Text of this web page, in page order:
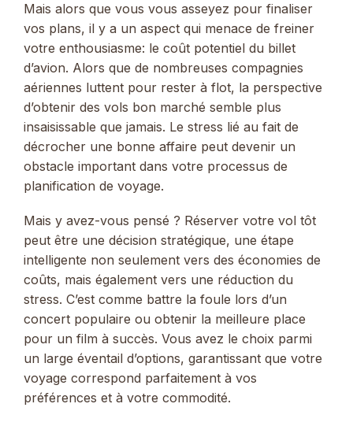
Mais alors que vous vous asseyez pour finaliser
vos plans, il y a un aspect qui menace de freiner
votre enthousiasme: le coût potentiel du billet
d’avion. Alors que de nombreuses compagnies
aériennes luttent pour rester à flot, la perspective
d’obtenir des vols bon marché semble plus
insaisissable que jamais. Le stress lié au fait de
décrocher une bonne affaire peut devenir un
obstacle important dans votre processus de
planification de voyage.
Mais y avez-vous pensé ? Réserver votre vol tôt
peut être une décision stratégique, une étape
intelligente non seulement vers des économies de
coûts, mais également vers une réduction du
stress. C’est comme battre la foule lors d’un
concert populaire ou obtenir la meilleure place
pour un film à succès. Vous avez le choix parmi
un large éventail d’options, garantissant que votre
voyage correspond parfaitement à vos
préférences et à votre commodité.